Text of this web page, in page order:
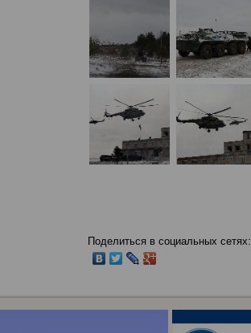
Поделиться в социальных сетях: